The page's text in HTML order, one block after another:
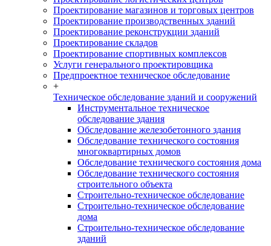
Проектирование магазинов и торговых центров
Проектирование производственных зданий
Проектирование реконструкции зданий
Проектирование складов
Проектирование спортивных комплексов
Услуги генерального проектировщика
Предпроектное техническое обследование
+
Техническое обследование зданий и сооружений
Инструментальное техническое
обследование здания
Обследование железобетонного здания
Обследование технического состояния
многоквартирных домов
Обследование технического состояния дома
Обследование технического состояния
строительного объекта
Строительно-техническое обследование
Строительно-техническое обследование
дома
Строительно-техническое обследование
зданий